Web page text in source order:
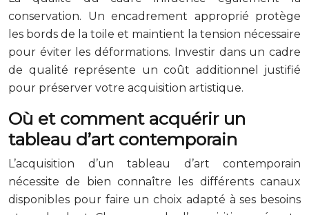
conservation. Un encadrement approprié protège
les bords de la toile et maintient la tension nécessaire
pour éviter les déformations. Investir dans un cadre
de qualité représente un coût additionnel justifié
pour préserver votre acquisition artistique.
Où et comment acquérir un
tableau d’art contemporain
L’acquisition d’un tableau d’art contemporain
nécessite de bien connaître les différents canaux
disponibles pour faire un choix adapté à ses besoins